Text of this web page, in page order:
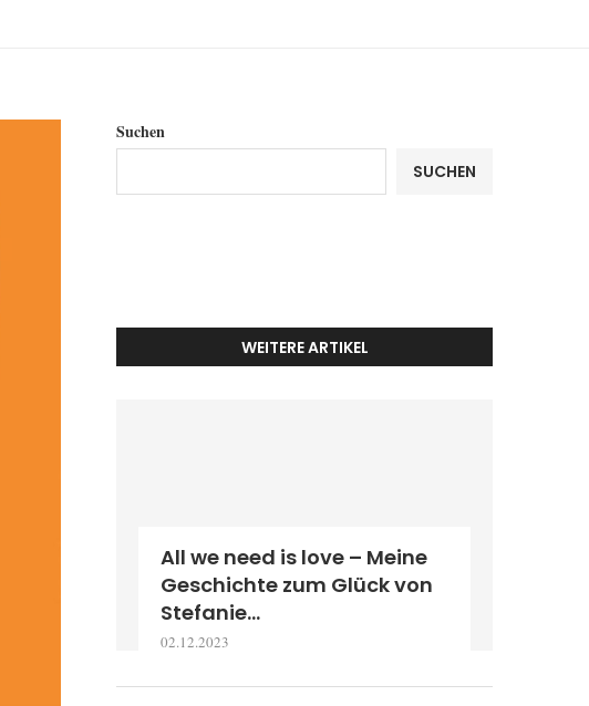
Suchen
SUCHEN
WEITERE ARTIKEL
All we need is love – Meine
Geschichte zum Glück von
Stefanie...
02.12.2023